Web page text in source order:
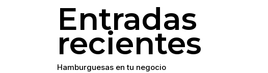
Entradas
recientes
Hamburguesas en tu negocio